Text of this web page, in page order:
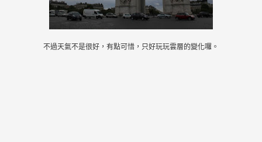
不過天氣不是很好，有點可惜，只好玩玩雲層的變化囉。